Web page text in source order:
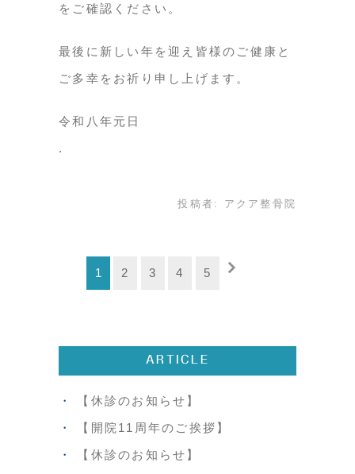
をご確認ください。
最後に新しい年を迎え皆様のご健康と
ご多幸をお祈り申し上げます。
令和八年元日
投稿者: アクア整骨院
1 2 3 4 5
ARTICLE
【休診のお知らせ】
【開院11周年のご挨拶】
【休診のお知らせ】